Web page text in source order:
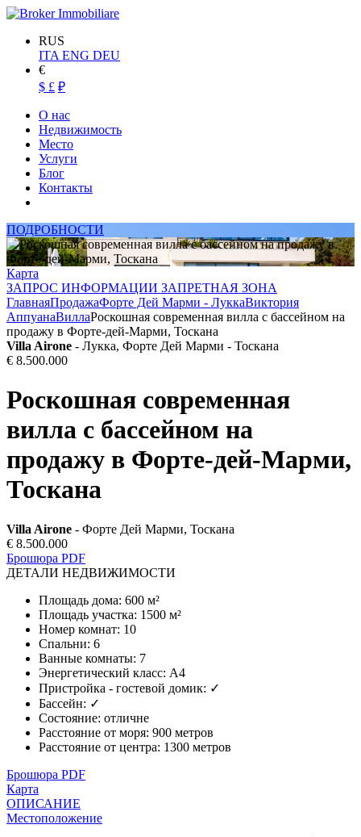
RUS
ITA ENG DEU
€
$ £ ₽
О нас
Недвижимость
Место
Услуги
Блог
Контакты
ПОДРОБНОСТИ
Карта
ЗАПРОС ИНФОРМАЦИИ ЗАПРЕТНАЯ ЗОНА
ГлавнаяПродажаФорте Дей Марми - ЛуккаВиктория
АппуанаВиллаРоскошная современная вилла с бассейном на
продажу в Форте-дей-Марми, Тоскана
Villa Airone - Лукка, Форте Дей Марми - Тоскана
€ 8.500.000
Роскошная современная
вилла с бассейном на
продажу в Форте-дей-Марми,
Тоскана
Villa Airone - Форте Дей Марми, Тоскана
€ 8.500.000
Брошюра PDF
ДЕТАЛИ НЕДВИЖИМОСТИ
Площадь дома: 600 м²
Площадь участка: 1500 м²
Номер комнат: 10
Спальни: 6
Ванные комнаты: 7
Энергетический класс: A4
Пристройка - гостевой домик: ✓
Бассейн: ✓
Состояние: отличне
Расстояние от моря: 900 метров
Расстояние от центра: 1300 метров
Брошюра PDF
Карта
ОПИСАНИЕ
Местоположение